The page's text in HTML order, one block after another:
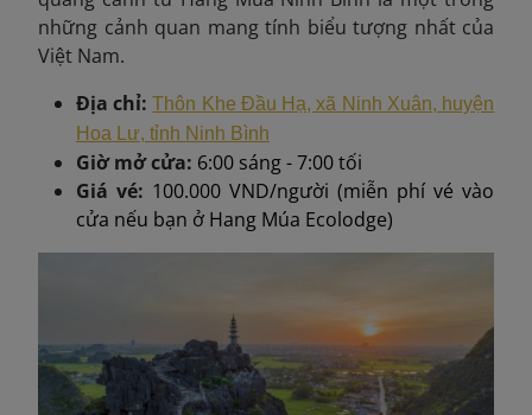
những cảnh quan mang tính biểu tượng nhất của
Việt Nam.
Địa chỉ: Thôn Khe Đầu Hạ, xã Ninh Xuân, huyện
Hoa Lư, tỉnh Ninh Bình
Giờ mở cửa: 6:00 sáng - 7:00 tối
Giá vé: 100.000 VND/người (miễn phí vé vào
cửa nếu bạn ở Hang Múa Ecolodge)